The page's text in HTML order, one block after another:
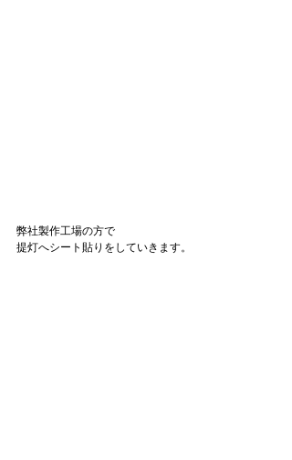
弊社製作工場の方で
提灯へシート貼りをしていきます。